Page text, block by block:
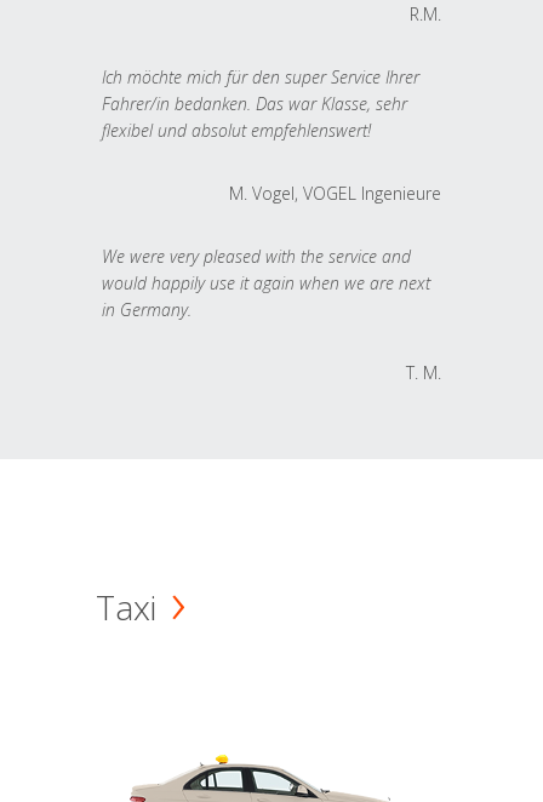
R.M.
Ich möchte mich für den super Service Ihrer
Fahrer/in bedanken. Das war Klasse, sehr
flexibel und absolut empfehlenswert!
M. Vogel, VOGEL Ingenieure
We were very pleased with the service and
would happily use it again when we are next
in Germany.
T. M.
Taxi